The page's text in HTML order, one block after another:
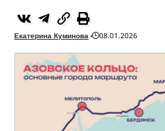
Екатерина Куминова 08.01.2026